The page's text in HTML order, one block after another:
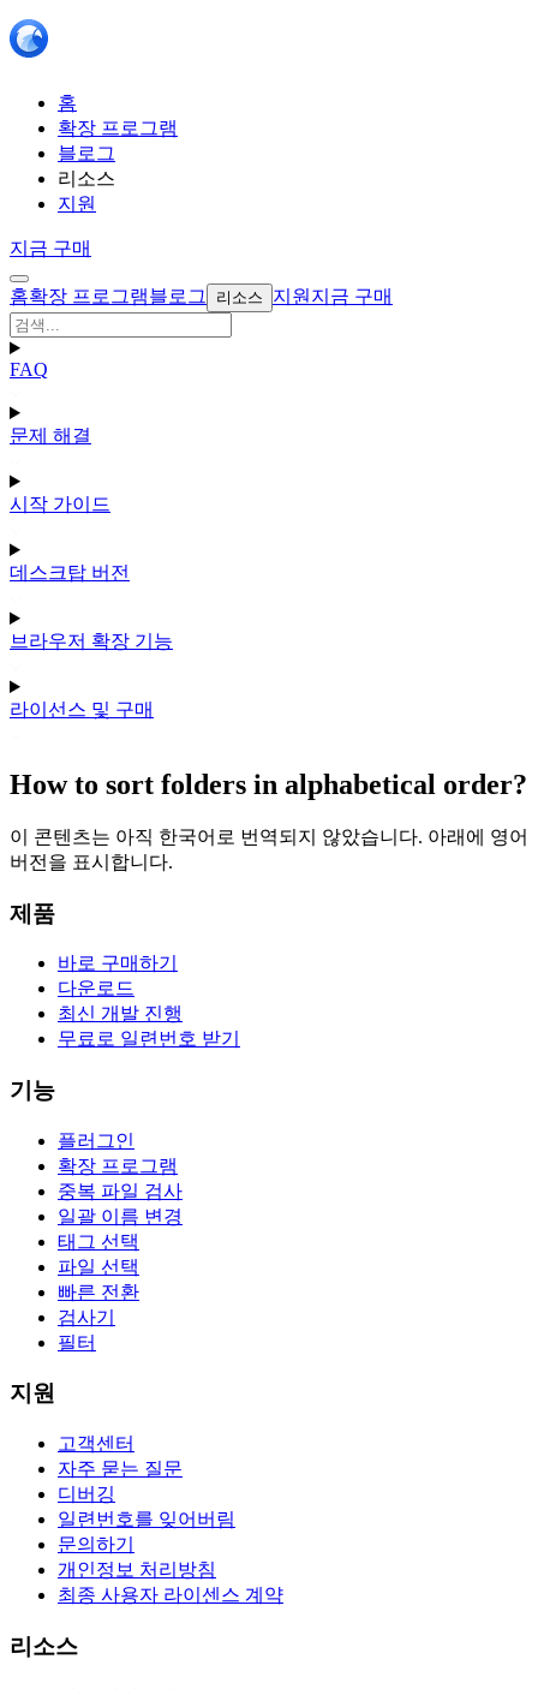
홈
확장 프로그램
블로그
리소스
지원
지금 구매
홈확장 프로그램블로그 리소스 지원 지금 구매
FAQ
문제 해결
시작 가이드
데스크탑 버전
브라우저 확장 기능
라이선스 및 구매
How to sort folders in alphabetical order?
이 콘텐츠는 아직 한국어로 번역되지 않았습니다. 아래에 영어
버전을 표시합니다.
제품
바로 구매하기
다운로드
최신 개발 진행
무료로 일련번호 받기
기능
플러그인
확장 프로그램
중복 파일 검사
일괄 이름 변경
태그 선택
파일 선택
빠른 전환
검사기
필터
지원
고객센터
자주 묻는 질문
디버깅
일련번호를 잊어버림
문의하기
개인정보 처리방침
최종 사용자 라이센스 계약
리소스